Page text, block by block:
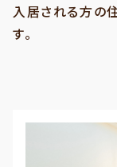
入居される方の
す。